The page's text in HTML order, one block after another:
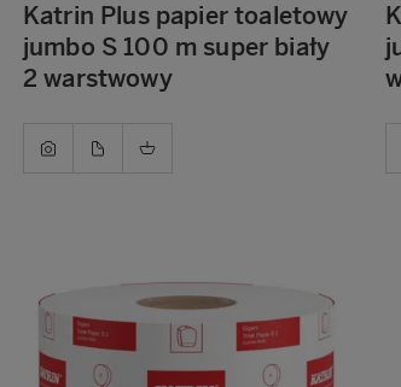
Katrin Plus papier toaletowy
jumbo S 100 m super biały
2 warstwowy